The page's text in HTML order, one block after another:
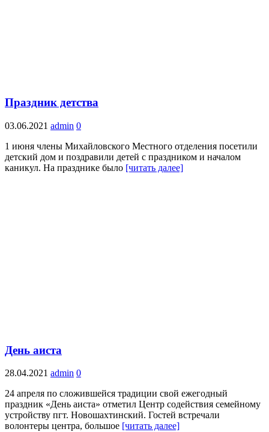
Праздник детства
03.06.2021 admin 0
1 июня члены Михайловского Местного отделения посетили
детский дом и поздравили детей с праздником и началом
каникул. На празднике было [читать далее]
День аиста
28.04.2021 admin 0
24 апреля по сложившейся традиции свой ежегодный
праздник «День аиста» отметил Центр содействия семейному
устройству пгт. Новошахтинский. Гостей встречали
волонтеры центра, большое [читать далее]